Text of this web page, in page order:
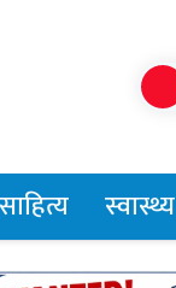
साहित्य स्वास्थ्य